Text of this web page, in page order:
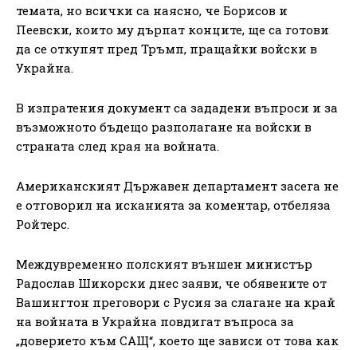
темата, но всички са наясно, че Борисов и
Пеевски, които му дърпат конците, ще са готови
да се откупят пред Тръмп, пращайки войски в
Украйна.
В изпратения документ са зададени въпроси и за
възможното бъдещо разполагане на войски в
страната след края на войната.
Американският Държавен департамент засега не
е отговорил на исканията за коментар, отбеляза
Ройтерс.
Междувременно полският външен министър
Радослав Шикорски днес заяви, че обявените от
Вашингтон преговори с Русия за слагане на край
на войната в Украйна повдигат въпроса за
„доверието към САЩ“, което ще зависи от това как